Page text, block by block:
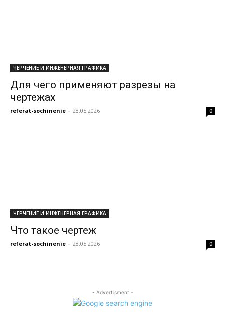
ЧЕРЧЕНИЕ И ИНЖЕНЕРНАЯ ГРАФИКА
Для чего применяют разрезы на
чертежах
referat-sochinenie - 28.05.2026 0
ЧЕРЧЕНИЕ И ИНЖЕНЕРНАЯ ГРАФИКА
Что такое чертеж
referat-sochinenie - 28.05.2026 0
- Advertisment -